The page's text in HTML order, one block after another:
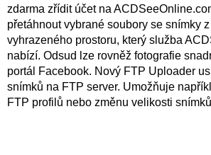
zdarma zřídit účet na
přetáhnout vybrané soubory se snímky
vyhrazeného prostoru, který služba
nabízí. Odsud lze rovněž fotografie
portál Facebook. Nový FTP Uploader
snímků na FTP server. Umožňuje
FTP profilů nebo změnu velikosti